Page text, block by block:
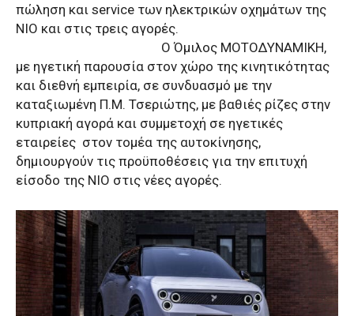
πώληση και service των ηλεκτρικών οχημάτων της
NIO και στις τρεις αγορές.
Ο Όμιλος ΜΟΤΟΔΥΝΑΜΙΚΗ,
με ηγετική παρουσία στον χώρο της κινητικότητας
και διεθνή εμπειρία, σε συνδυασμό με την
καταξιωμένη Π.Μ. Τσεριώτης, με βαθιές ρίζες στην
κυπριακή αγορά και συμμετοχή σε ηγετικές
εταιρείες στον τομέα της αυτοκίνησης,
δημιουργούν τις προϋποθέσεις για την επιτυχή
είσοδο της NIO στις νέες αγορές.